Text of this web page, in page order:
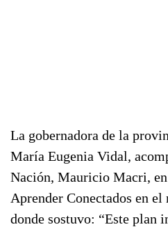
La gobernadora de la
María Eugenia Vidal,
Nación, Mauricio Macri,
Aprender Conectados en
donde sostuvo: “Este plan